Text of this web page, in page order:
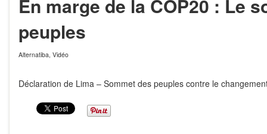
En marge de la COP20 : Le
peuples
Alternatiba, Vidéo
Déclaration de Lima – Sommet des peuples contre le